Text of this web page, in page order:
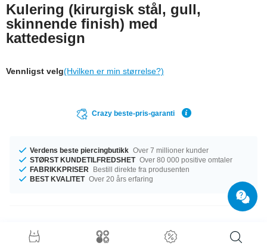
Kulering (kirurgisk stål, gull,
skinnende finish) med
kattedesign
Vennligst velg(Hvilken er min størrelse?)
Crazy beste-pris-garanti
Verdens beste piercingbutikk Over 7 millioner kunder
STØRST KUNDETILFREDSHET Over 80 000 positive omtaler
FABRIKKPRISER
Bestill direkte fra produsenten
BEST KVALITET Over 20 års erfaring
Produktdetaljer